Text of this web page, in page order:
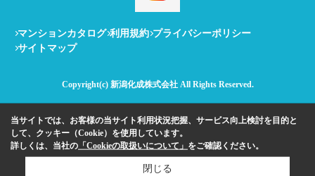
マンションカタログ 利用規約 プライバシーポリシー
サイトマップ
Copyright(c) 新潟化成株式会社 All Rights Reserved.
当サイトでは、お客様の当サイト利用状況把握、サービス向上検討を目的と
して、クッキー（Cookie）を使用しています。
詳しくは、当社の 「Cookieの取扱いについて」 をご確認ください。
閉じる